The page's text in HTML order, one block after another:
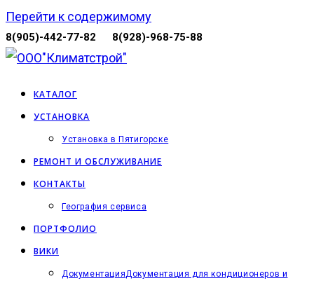
Перейти к содержимому
8(905)-442-77-82 8(928)-968-75-88
КАТАЛОГ
УСТАНОВКА
Установка в Пятигорске
РЕМОНТ И ОБСЛУЖИВАНИЕ
КОНТАКТЫ
География сервиса
ПОРТФОЛИО
ВИКИ
ДокументацияДокументация для кондиционеров и